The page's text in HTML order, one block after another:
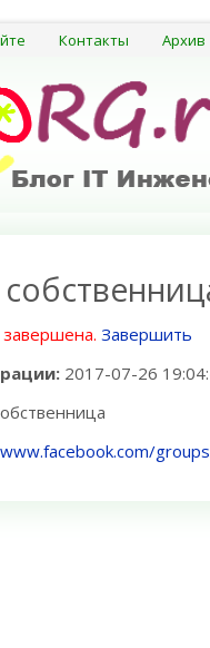
Контакты Архив
Завершить
2017-07-26